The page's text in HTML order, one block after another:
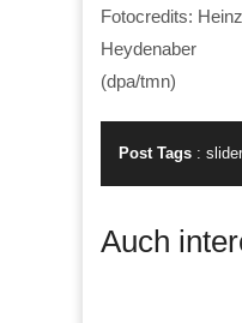
Fotocredits:
Heydenaber
(dpa/tmn)
Post Tags : slider
Auch